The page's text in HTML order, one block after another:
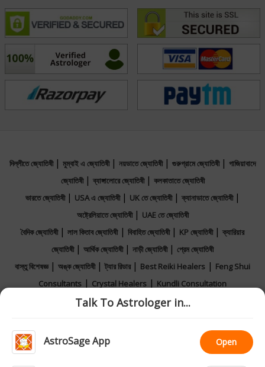
দিল্লীতে জ্যোতিষী | মুম্বাই এ জ্যোতিষী | নয়ডাতে জ্যোতিষী | গুরুগ্রামে জ্যোতিষী | গাজিয়াবাদে
জ্যোতিষী | ব্যাঙ্গালোরে জ্যোতিষী | কলকাতাতে জ্যোতিষী
ভারতে জ্যোতিষী | USA এ জ্যোতিষী | UK তে জ্যোতিষী | ক্যানাডাতে জ্যোতিষী |
অষ্ট্রেলিয়াতে জ্যোতিষী | UAE তে জ্যোতিষী
বৈদিক জ্যোতিষী | লাল কিতাব জ্যোতিষী| বিবাহিত জ্যোতিষী | KP জ্যোতিষী | ক্যারিয়ার
জ্যোতিষী | আর্থিক জ্যোতিষী | নাড়ী জ্যোতিষী | প্রেম জ্যোতিষী
বাস্তু বিশেষজ্ঞ | অঙ্ক জ্যোতিষী |ট্যার রিডার | Best Reiki Healers | Feng Shui
Consultants | Crystal Healers | Kundli Consultation
জ্যোতিষীর সাথে করুন চ্যাট|ফোনে বিনামূল্যে পরামর্শ|অনলাইন জ্যোতিষী পরামর্শ
Talk To Astrologer in...
AstroSage App Open